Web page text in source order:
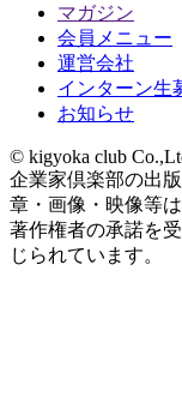
マガジン
会員メニュー
運営会社
インターン生
お知らせ
© kigyoka club
企業家倶楽部の出
章・画像・映像等
著作権者の承諾を
じられています。